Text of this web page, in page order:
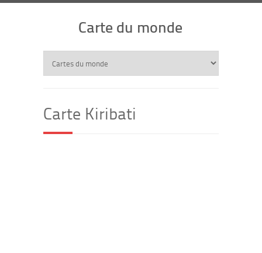
Carte du monde
Carte Kiribati